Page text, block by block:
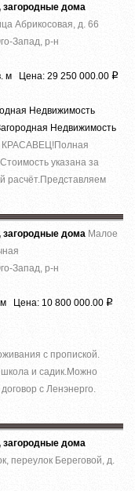
дома
Абрикосовая, д. 66
Запад, р-н
м Цена: 29 250 000.00 Р
Недвижимость
Недвижимость
указана за
расчёт.Представляем
дома Малое
Запад, р-н
Цена: 10 800 000.00 Р
с пропиской.
и садик.Можно
с Ленэнерго.
дома
переулок Береговой, д.